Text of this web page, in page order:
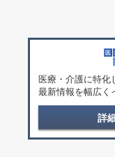
医療・介護に特化
最新情報を幅広く
詳